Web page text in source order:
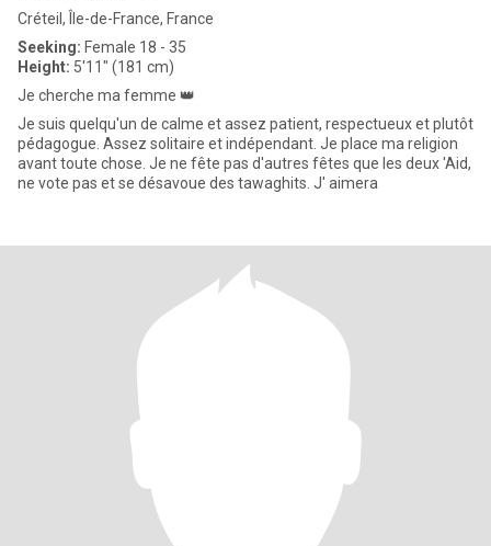
Créteil, Île-de-France, France
Seeking: Female 18 - 35
Height: 5'11" (181 cm)
Je cherche ma femme 👑
Je suis quelqu'un de calme et assez patient, respectueux et plutôt
pédagogue. Assez solitaire et indépendant. Je place ma religion
avant toute chose. Je ne fête pas d'autres fêtes que les deux 'Aid,
ne vote pas et se désavoue des tawaghits. J' aimera